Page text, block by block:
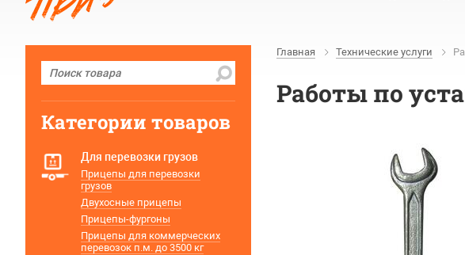
Главная Технические услуги
Работы по
Категории товаров
Для перевозки грузов
Прицепы для перевозки
грузов
Двухосные прицепы
Прицепы-фургоны
Прицепы для коммерческих
перевозок п.м. до 3500 кг